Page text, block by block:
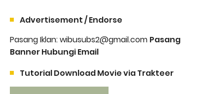
Advertisement / Endorse
Pasang Iklan: wibusubs2@gmail.com Pasang
Banner Hubungi Email
Tutorial Download Movie via Trakteer